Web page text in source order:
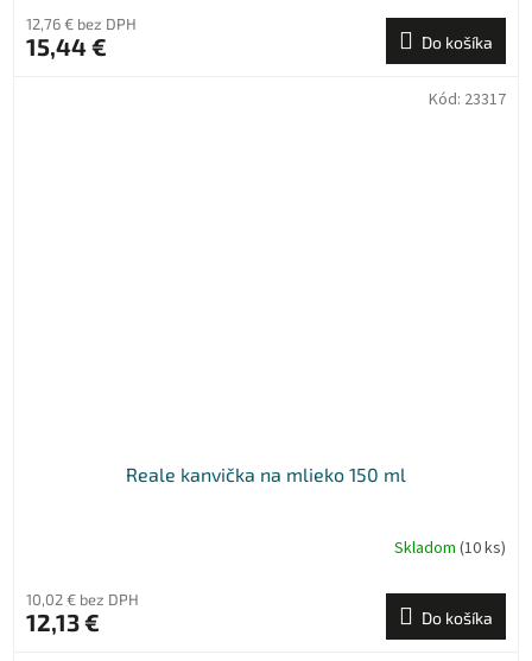
12,76 € bez DPH
15,44 € Do košíka
Reale kanvička na mlieko 150 ml
Skladom (10 ks)
10,02 € bez DPH
12,13 € Do košíka
Kód: 23317